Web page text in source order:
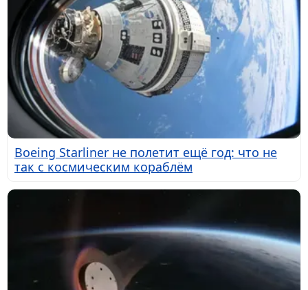
Boeing Starliner не полетит ещё год: что не
так с космическим кораблём